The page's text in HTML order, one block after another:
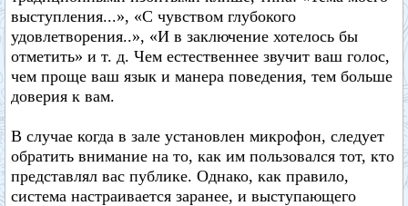
выступления...», «С чувством глубокого
удовлетворения..», «И в заключение хотелось бы
отметить» и т. д. Чем естественнее звучит ваш голос,
чем проще ваш язык и манера поведения, тем больше
доверия к вам.
В случае когда в зале установлен микрофон, следует
обратить внимание на то, как им пользовался тот, кто
представлял вас публике. Однако, как правило,
система настраивается заранее, и выступающего